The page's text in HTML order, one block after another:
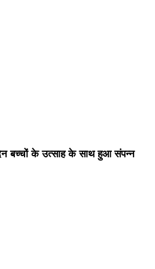
बच्चों के उत्साह के साथ हुआ संपन्न